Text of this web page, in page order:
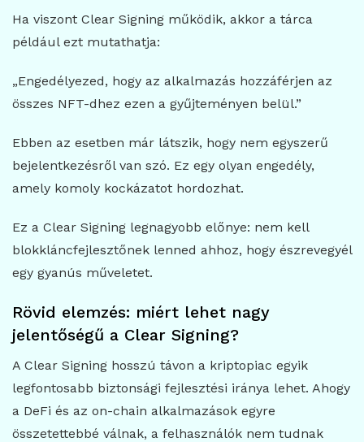
Ha viszont Clear Signing működik, akkor a tárca
például ezt mutathatja:
„Engedélyezed, hogy az alkalmazás hozzáférjen az
összes NFT-dhez ezen a gyűjteményen belül.”
Ebben az esetben már látszik, hogy nem egyszerű
bejelentkezésről van szó. Ez egy olyan engedély,
amely komoly kockázatot hordozhat.
Ez a Clear Signing legnagyobb előnye: nem kell
blokkláncfejlesztőnek lenned ahhoz, hogy észrevegyél
egy gyanús műveletet.
Rövid elemzés: miért lehet nagy
jelentőségű a Clear Signing?
A Clear Signing hosszú távon a kriptopiac egyik
legfontosabb biztonsági fejlesztési iránya lehet. Ahogy
a DeFi és az on-chain alkalmazások egyre
összetettebbé válnak, a felhasználók nem tudnak